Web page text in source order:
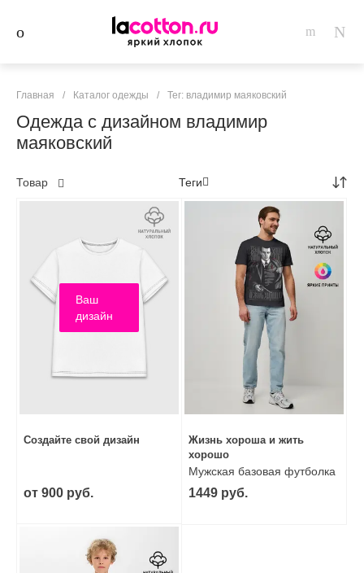
Главная / Каталог одежды / Тег: владимир маяковский
Одежда с дизайном владимир
маяковский
Товар Теги
Ваш
дизайн
Создайте свой дизайн
от 900 руб.
Жизнь хороша и жить
хорошо
Мужская базовая футболка
1449 руб.